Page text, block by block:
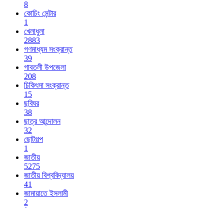
8
কোচিং সেন্টার
1
খেলাধুলা
2883
গণমাধ্যম সংক্রান্ত
39
গাবতলী উপজেলা
208
চিকিৎসা সংক্রান্ত
15
ছবিঘর
38
ছাত্র আন্দোলন
32
ছোটগল্প
1
জাতীয়
5275
জাতীয় বিশ্ববিদ্যালয়
41
জামায়াতে ইসলামী
2